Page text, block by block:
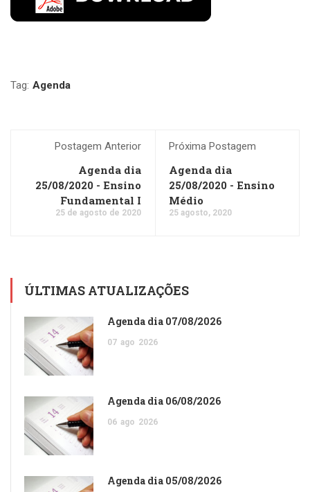
Tag: Agenda
Postagem Anterior
Agenda dia
25/08/2020 - Ensino
Fundamental I
25 de agosto de 2020
Próxima Postagem
Agenda dia
25/08/2020 - Ensino
Médio
25 agosto, 2020
ÚLTIMAS ATUALIZAÇÕES
Agenda dia 07/08/2026
07 ago 2026
Agenda dia 06/08/2026
06 ago 2026
Agenda dia 05/08/2026